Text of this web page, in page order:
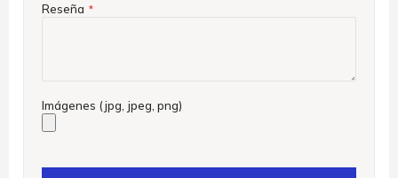
Reseña
Imágenes (jpg, jpeg, png)